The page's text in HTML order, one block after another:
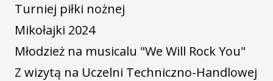
Turniej piłki nożnej
Mikołajki 2024
Młodzież na musicalu "We Will Rock You"
Z wizytą na Uczelni Techniczno-Handlowej